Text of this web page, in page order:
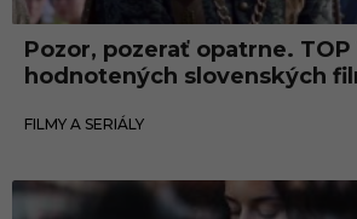
Pozor, pozerať opatrne. TOP
hodnotených slovenských
FILMY A SERIÁLY